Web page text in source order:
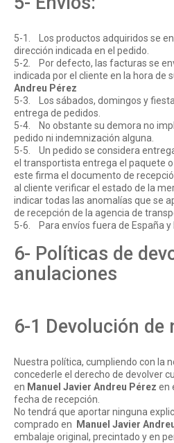
5-1. Los productos adquiridos se
dirección indicada en el pedido.
5-2. Por defecto, las facturas se
indicada por el cliente en la hora de
Andreu Pérez
5-3. Los sábados, domingos y
entrega de pedidos.
5-4. No obstante su demora no
pedido ni indemnización alguna.
5-5. Un pedido se considera
el transportista entrega el paquete
este firma el documento de
al cliente verificar el estado de la
indicar todas las anomalías que se
de recepción de la agencia de
5-6. Para envíos fuera de España y
6- Políticas de
anulaciones
6-1 Devolución de
Nuestra política, cumpliendo con la
concederle el derecho de devolver
en Manuel Javier Andreu Pérez en
fecha de recepción.
No tendrá que aportar ninguna
comprado en
Manuel Javier
embalaje original, precintado y en